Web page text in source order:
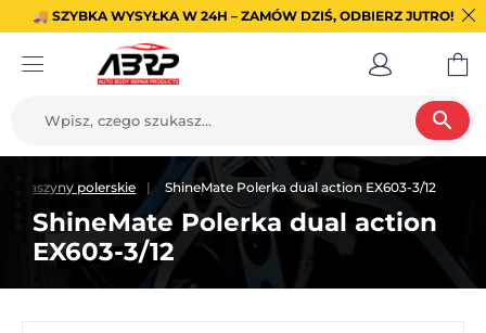
🚚 SZYBKA WYSYŁKA W 24H – ZAMÓW DZIŚ, ODBIERZ JUTRO!
search
Maszyny polerskie ShineMate Polerka dual action EX603-3/12
ShineMate Polerka dual action
EX603-3/12